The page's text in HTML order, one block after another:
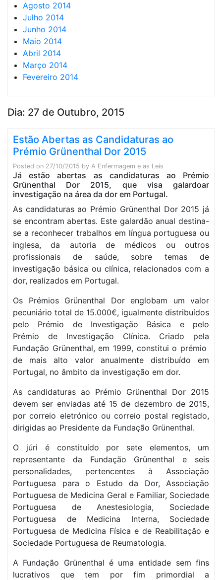
Agosto 2014
Julho 2014
Junho 2014
Maio 2014
Abril 2014
Março 2014
Fevereiro 2014
Dia: 27 de Outubro, 2015
Estão Abertas as Candidaturas ao
Prémio Grünenthal Dor 2015
Posted on 27/10/2015 by A Enfermagem e as Leis
Já estão abertas as candidaturas ao Prémio
Grünenthal Dor 2015, que visa galardoar
investigação na área da dor em Portugal.
As candidaturas ao Prémio Grünenthal Dor 2015 já
se encontram abertas. Este galardão anual destina-
se a reconhecer trabalhos em língua portuguesa ou
inglesa, da autoria de médicos ou outros
profissionais de saúde, sobre temas de
investigação básica ou clínica, relacionados com a
dor, realizados em Portugal.
Os Prémios Grünenthal Dor englobam um valor
pecuniário total de 15.000€, igualmente distribuídos
pelo Prémio de Investigação Básica e pelo
Prémio de Investigação Clínica. Criado pela
Fundação Grünenthal, em 1999, constitui o prémio
de mais alto valor anualmente distribuído em
Portugal, no âmbito da investigação em dor.
As candidaturas ao Prémio Grünenthal Dor 2015
devem ser enviadas até 15 de dezembro de 2015,
por correio eletrónico ou correio postal registado,
dirigidas ao Presidente da Fundação Grünenthal.
O júri é constituído por sete elementos, um
representante da Fundação Grünenthal e seis
personalidades, pertencentes à Associação
Portuguesa para o Estudo da Dor, Associação
Portuguesa de Medicina Geral e Familiar, Sociedade
Portuguesa de Anestesiologia, Sociedade
Portuguesa de Medicina Interna, Sociedade
Portuguesa de Medicina Física e de Reabilitação e
Sociedade Portuguesa de Reumatologia.
A Fundação Grünenthal é uma entidade sem fins
lucrativos que tem por fim primordial a